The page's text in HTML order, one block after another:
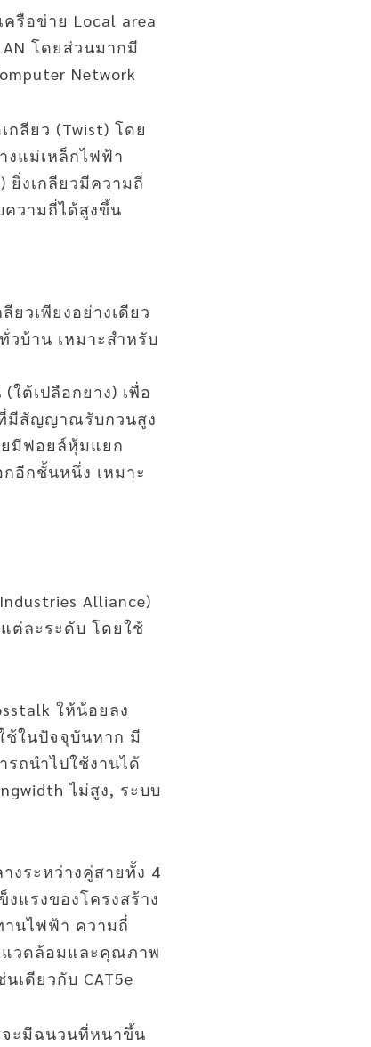
รือข่าย Local area
โดยส่วนมากมี
Network
กลียว (Twist) โดย
งแม่เหล็กไฟฟ้า
ยิ่งเกลียวมีความถี่
วามถี่ได้สูงขึ้น
ยวเพียงอย่างเดียว
บ้าน เหมาะสำหรับ
ใต้เปลือกยาง) เพื่อ
มีสัญญาณรับกวนสูง
ยมีฟอยล์หุ้มแยก
อีกชั้นหนึ่ง เหมาะ
Alliance)
ต่ละระดับ โดยใช้
ให้น้อยลง
ช้ในปัจจุบันหาก มี
รถนำไปใช้งานได้
ไม่สูง, ระบบ
งระหว่างคู่สายทั้ง 4
แรงของโครงสร้าง
านไฟฟ้า ความถี่
แวดล้อมและคุณภาพ
เดียวกับ CAT5e
จะมีฉนวนที่หนาขึ้น